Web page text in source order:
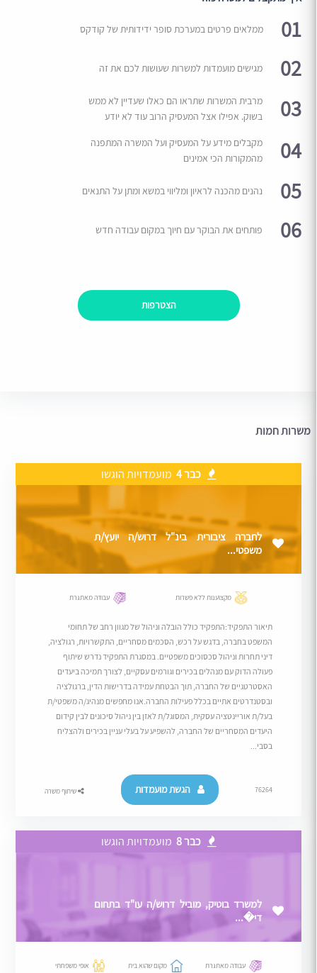
01 ממלאים פרטים במערכת סופר ידידותית של קודקס
02 מגישים מועמדות למשרות שעושות לכם את זה
03
מרבית המשרות שתראו הם כאלו שעדיין לא ממש
בשוק. אפילו אצל המעסיק הרוב עוד לא יודע
04
מקבלים מידע על המעסיק ועל המשרה המתפנה
מהמקורות הכי אמינים
05 נהנים מהכנה לראיון ומליווי במשא ומתן על התנאים
06 פותחים את הבוקר עם חיוך במקום עבודה חדש
הצטרפות
משרות חמות
כבר 4 מועמדויות הוגשו
לחברה ציבורית בינ"ל דרוש/ה יועץ/ת
משפטי...
מקצוענות ללא פשרות עבודה מאתגרת
תיאור התפקיד:התפקיד כולל הובלה וניהול של מגוון רחב של תחומי
המשפט בחברה, בדגש על רכש, הסכמים מסחריים, התקשרויות, רגולציה,
דיני תחרות וניהול סכסוכים משפטיים. במסגרת התפקיד נדרש שיתוף
פעולה הדוק עם מנהלים בכירים וגורמים עסקיים, לצורך תמיכה ביעדים
האסטרטגיים של החברה, תוך הבטחת עמידה בדרישות הדין, ברגולציה
ובסטנדרטים אתיים בכלל פעילות החברה.אנו מחפשים מנהיג/ה משפטי/ת
בעל/ת אוריינטציה עסקית, המסוגל/ת לאזן בין ניהול סיכונים לבין קידום
היעדים המסחריים של החברה, להשפיע על בעלי עניין בכירים ולהצליח
בסבי...
76264 הגשת מועמדות שיתוף משרה
כבר 8 מועמדויות הוגשו
למשרד בוטיק, מוביל דרוש/ה עו"ד בתחום
די�...
עבודה מאתגרת מקום שהוא בית אופי משפחתי